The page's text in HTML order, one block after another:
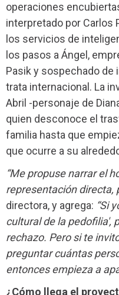
operaciones
interpretado por Carlos
los servicios de
los pasos a Ángel,
Pasik y sospechado de
trata internacional. La
Abril -personaje de
quien desconoce el
familia hasta que
que ocurre a su
“Me propuse narrar el
representación directa,
directora, y agrega: “Si
cultural de la pedofilia',
rechazo. Pero si te
preguntar cuántas
entonces empieza a
¿Cómo llega el